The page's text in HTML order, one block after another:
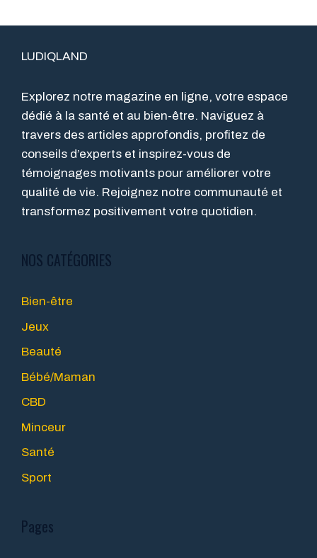
LUDIQLAND
Explorez notre magazine en ligne, votre espace
dédié à la santé et au bien-être. Naviguez à
travers des articles approfondis, profitez de
conseils d’experts et inspirez-vous de
témoignages motivants pour améliorer votre
qualité de vie. Rejoignez notre communauté et
transformez positivement votre quotidien.
NOS CATÉGORIES
Bien-être
Jeux
Beauté
Bébé/Maman
CBD
Minceur
Santé
Sport
Pages